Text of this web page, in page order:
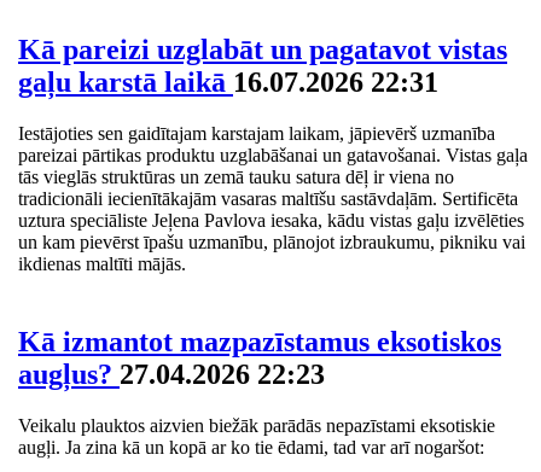
Kā pareizi uzglabāt un pagatavot vistas
gaļu karstā laikā 16.07.2026 22:31
Iestājoties sen gaidītajam karstajam laikam, jāpievērš uzmanība
pareizai pārtikas produktu uzglabāšanai un gatavošanai. Vistas gaļa
tās vieglās struktūras un zemā tauku satura dēļ ir viena no
tradicionāli iecienītākajām vasaras maltīšu sastāvdaļām. Sertificēta
uztura speciāliste Jeļena Pavlova iesaka, kādu vistas gaļu izvēlēties
un kam pievērst īpašu uzmanību, plānojot izbraukumu, pikniku vai
ikdienas maltīti mājās.
Kā izmantot mazpazīstamus eksotiskos
augļus? 27.04.2026 22:23
Veikalu plauktos aizvien biežāk parādās nepazīstami eksotiskie
augļi. Ja zina kā un kopā ar ko tie ēdami, tad var arī nogaršot: